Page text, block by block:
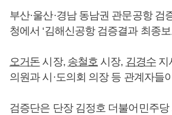
부산·울산·경남 동남권 관문공항 검
청에서 ‘김해신공항 검증결과 최종
오거돈 시장, 송철호 시장, 김경수지
의원과 시·도의회 의장 등 관계자들
검증단은 단장 김정호 더불어민주